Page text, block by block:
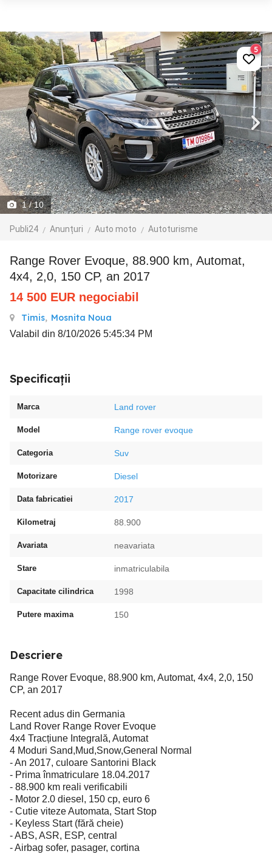
1/ 10
Publi24 Anunțuri Auto moto Autoturisme
5
Range Rover Evoque, 88.900 km, Automat,
4x4, 2,0, 150 CP, an 2017
14 500 EUR negociabil
Timis, Mosnita Noua
Valabil din 8/10/2026 5:45:34 PM
Specificații
Marca Land rover
Model Range rover evoque
Categoria Suv
Motorizare Diesel
Data fabricatiei 2017
Kilometraj 88.900
Avariata neavariata
Stare inmatriculabila
Capacitate cilindrica 1998
Putere maxima 150
Descriere
Range Rover Evoque, 88.900 km, Automat, 4x4, 2,0, 150
CP, an 2017
Recent adus din Germania
Land Rover Range Rover Evoque
4x4 Tracțiune Integrală, Automat
4 Moduri Sand,Mud,Snow,General Normal
- An 2017, culoare Santorini Black
- Prima înmatriculare 18.04.2017
- 88.900 km reali verificabili
- Motor 2.0 diesel, 150 cp, euro 6
- Cutie viteze Automata, Start Stop
- Keyless Start (fără cheie)
- ABS, ASR, ESP, central
- Airbag sofer, pasager, cortina